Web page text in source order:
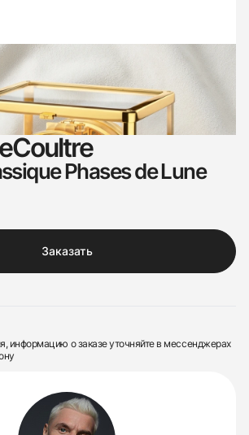
Phases de Lune
Заказать
информацию о заказеуточняйте в мессенджерах